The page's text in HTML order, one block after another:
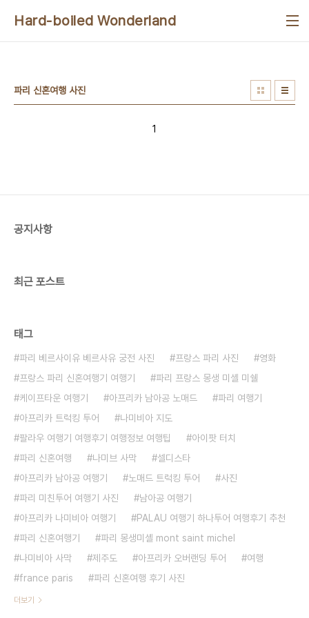
Hard-boiled Wonderland
파리 신혼여행 사진
1
공지사항
최근 포스트
태그
파리 베르사이유 베르사유 궁전 사진 프랑스 파리 사진
영화
프랑스 파리 신혼여행기 여행기
파리 프랑스 몽생 미셸 미쉘
케이프타운 여행기
아프리카 남아공 노매드
파리 여행기
아프리카 트럭킹 투어
나미비아 지도
팔라우 여행기 여행후기 여행정보 여행팁
아이팟 터치
파리 신혼여행
나미브 사막
셀디스타
아프리카 남아공 여행기
노매드 트럭킹 투어
사진
파리 미친투어 여행기 사진
남아공 여행기
아프리카 나미비아 여행기
PALAU 여행기 하나투어 여행후기 추천
파리 신혼여행기
파리 몽생미셸 mont saint michel
나미비아 사막
제주도 아프리카 오버랜딩 투어
여행
france paris
파리 신혼여행 후기 사진
더보기